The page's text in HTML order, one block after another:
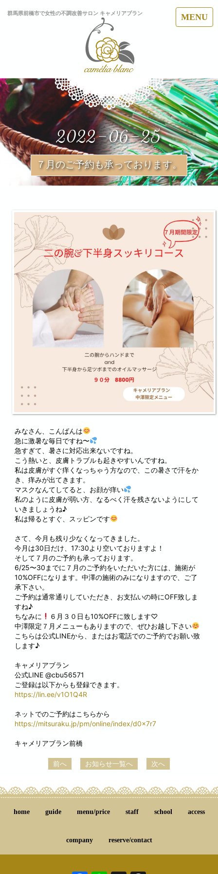
群馬県前橋市で女性の不調改善サロン キャメリアブラン MENU
2022-06-25
７月のご予約も承っております。
みなさん、こんばんは
急に激暑な毎日ですね〜
急すぎて、暑さに対応出来ないですね。
こう熱いと、皮膚トラブルも起きやすいんですね。
私は皮膚がすぐ痒くなっちゃう方なので、この暑さで汗をか
き、痒みが出てきます。
マスクなんてしてると、お顔が痒い
私のように皮膚が弱い方、なるべく汗を残さないようにして
いきましょうね♪
私は帰るとすぐ、スッピンです
さて、今月も残り少なくなってきました。
今月は30日だけ、17:30より空いておりますよ！
そして７月のご予約も承っております。
6/25〜30までに７月のご予約をいただいた方には、施術が
10%OFFになります。中澤の施術のみになりますので、ご了
承下さい。
ご予約は通常通りしていただき、お支払いの時にOFF致しま
すね♪
ちなみに
６月３０日も10%OFFに致します♡
中澤限定７月メニューもありますので、ぜひお越し下さい
こちらは公式LINEから、またはお電話でのご予約でお願い致
します♪
キャメリアブラン
公式LINE @cbu56571
ご登録は以下からも登録できます。
https://lin.ee/v1O1Q4R
ネットでのご予約はこちらから
https://mitsuraku.jp/pm/online/index/d0x7r7
キャメリアブラン前橋
前へ お知らせ一覧へ 次へ
home guide menu/price staff school access
company reserve/contact